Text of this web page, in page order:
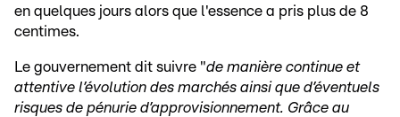
en quelques jours alors que l'essence a pris plus de 8
centimes.
Le gouvernement dit suivre "de manière continue et
attentive l’évolution des marchés ainsi que d’éventuels
risques de pénurie d’approvisionnement. Grâce au